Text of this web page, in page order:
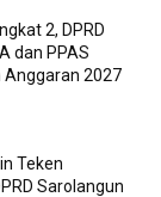
2, DPRD
dan PPAS
Anggaran 2027
Teken
Sarolangun